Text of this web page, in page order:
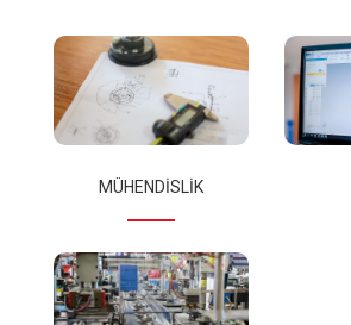
MÜHENDİSLİK